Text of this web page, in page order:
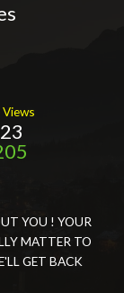
YOU ! YOUR
MATTER TO
GET BACK